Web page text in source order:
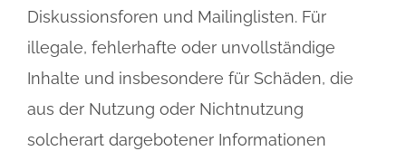
Diskussionsforen und Mailinglisten. Für
illegale, fehlerhafte oder unvollständige
Inhalte und insbesondere für Schäden, die
aus der Nutzung oder Nichtnutzung
solcherart dargebotener Informationen